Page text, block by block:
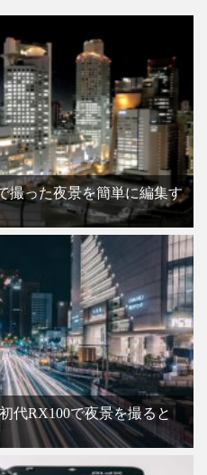
撮った夜景を簡単に編集す
代RX100で夜景を撮ると